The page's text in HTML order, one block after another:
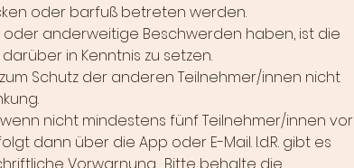
oder barfuß betreten werden.
oder anderweitige Beschwerden haben, ist die
in Kenntnis zu setzen.
Schutz der anderen Teilnehmer/innen nicht
nicht mindestens fünf Teilnehmer/innen vor
dann über die App oder E-Mail. I.d.R. gibt es
Vorwarnung. Bitte behalte die